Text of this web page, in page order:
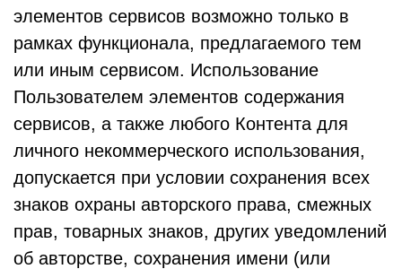
элементов сервисов возможно только в
рамках функционала, предлагаемого тем
или иным сервисом. Использование
Пользователем элементов содержания
сервисов, а также любого Контента для
личного некоммерческого использования,
допускается при условии сохранения всех
знаков охраны авторского права, смежных
прав, товарных знаков, других уведомлений
об авторстве, сохранения имени (или